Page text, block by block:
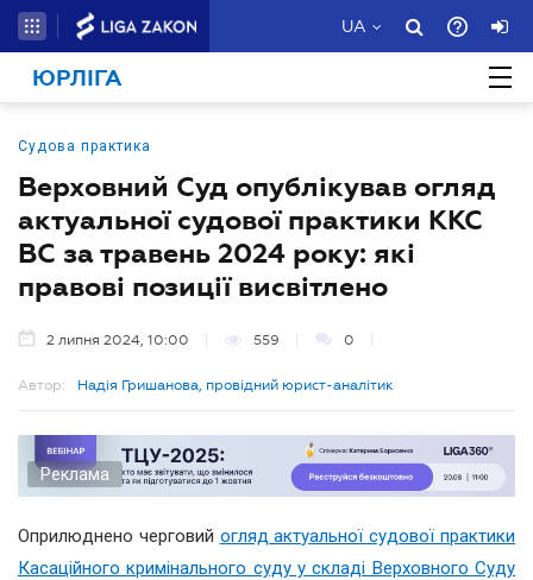
UA
ЮРЛІГА
Судова практика
Верховний Суд опублікував огляд
актуальної судової практики ККС
ВС за травень 2024 року: які
правові позиції висвітлено
2 липня 2024, 10:00 559 0
Автор: Надія Гришанова, провідний юрист-аналітик
Реклама
Оприлюднено черговий огляд актуальної судової практики
Касаційного кримінального суду у складі Верховного Суду